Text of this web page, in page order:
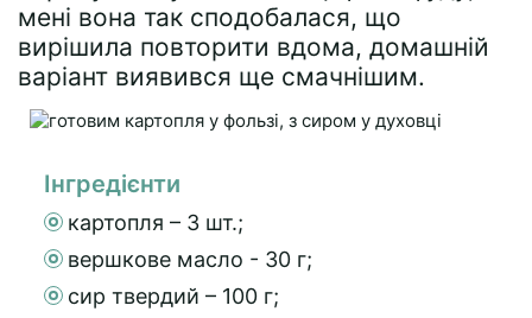
мені вона так сподобалася, що
вирішила повторити вдома, домашній
варіант виявився ще смачнішим.
Інгредієнти
картопля – 3 шт.;
вершкове масло - 30 г;
сир твердий – 100 г;